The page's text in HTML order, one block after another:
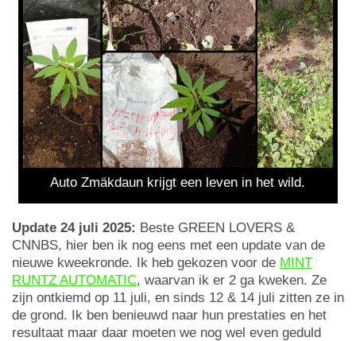
Auto Zmäkdaun krijgt een leven in het wild.
Update 24 juli 2025: Beste GREEN LOVERS &
CNNBS, hier ben ik nog eens met een update van de
nieuwe kweekronde. Ik heb gekozen voor de MINT
RUNTZ AUTOMATIC, waarvan ik er 2 ga kweken. Ze
zijn ontkiemd op 11 juli, en sinds 12 & 14 juli zitten ze in
de grond. Ik ben benieuwd naar hun prestaties en het
resultaat maar daar moeten we nog wel even geduld